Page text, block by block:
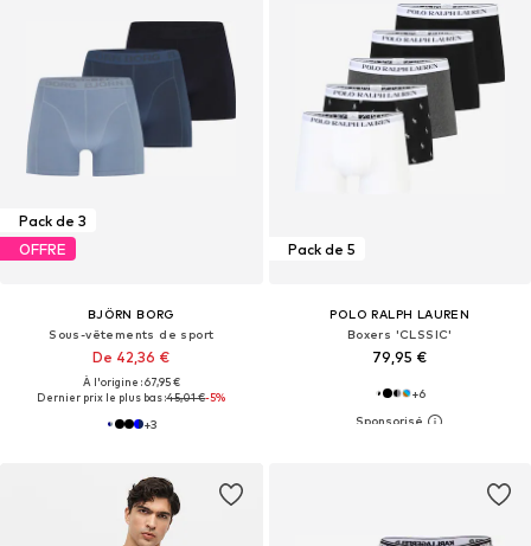
Pack de 3
OFFRE
BJÖRN BORG
Sous-vêtements de sport
De 42,36 €
À l'origine : 67,95 €
Dernier prix le plus bas :45,01 €-5%
+3
Pack de 5
POLO RALPH LAUREN
Boxers 'CLSSIC'
79,95 €
+6